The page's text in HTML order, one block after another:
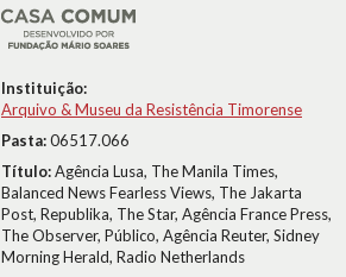
Instituição:
Arquivo & Museu da Resistência Timorense
Pasta:06517.066
Título:Agência Lusa, The Manila Times,
Balanced News Fearless Views, The Jakarta
Post, Republika, The Star, Agência France Press,
The Observer, Público, Agência Reuter, Sidney
Morning Herald, Radio Netherlands